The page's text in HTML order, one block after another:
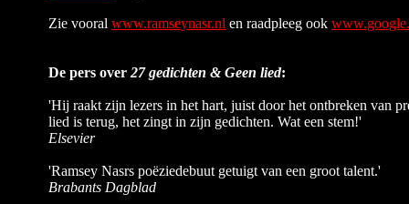
Zie vooral www.ramseynasr.nl en raadpleeg ook
De pers over27 gedichten & Geen lied:
'Hij raakt zijn lezers in het hart, juist door het ontbreken van
lied is terug, het zingt in zijn gedichten. Wat een stem!'
Elsevier
'Ramsey Nasrs poëziedebuut getuigt van een groot talent.'
Brabants Dagblad